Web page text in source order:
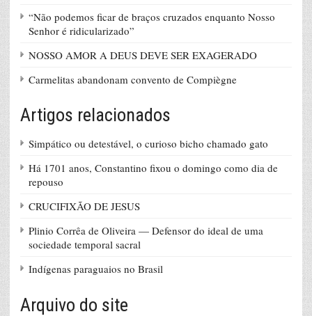
“Não podemos ficar de braços cruzados enquanto Nosso
Senhor é ridicularizado”
NOSSO AMOR A DEUS DEVE SER EXAGERADO
Carmelitas abandonam convento de Compiègne
Artigos relacionados
Simpático ou detestável, o curioso bicho chamado gato
Há 1701 anos, Constantino fixou o domingo como dia de
repouso
CRUCIFIXÃO DE JESUS
Plinio Corrêa de Oliveira — Defensor do ideal de uma
sociedade temporal sacral
Indígenas paraguaios no Brasil
Arquivo do site